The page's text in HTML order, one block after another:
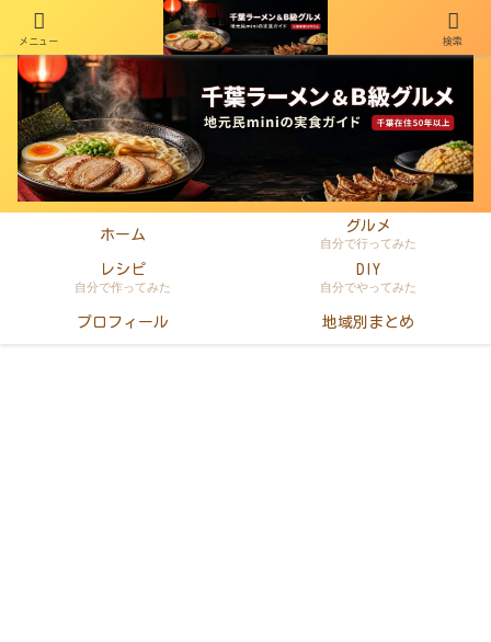
千葉在住50年以上のminiがラーメン・町中華・B級グルメを本音レビュー
ホーム
グルメ
自分で行ってみた
レシピ
自分で作ってみた
DIY
自分でやってみた
プロフィール 地域別まとめ
メニュー 検索